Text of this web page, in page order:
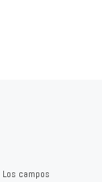
Los campos